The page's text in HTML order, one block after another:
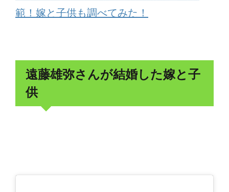
範！嫁と子供も調べてみた！
遠藤雄弥さんが結婚した嫁と子
供